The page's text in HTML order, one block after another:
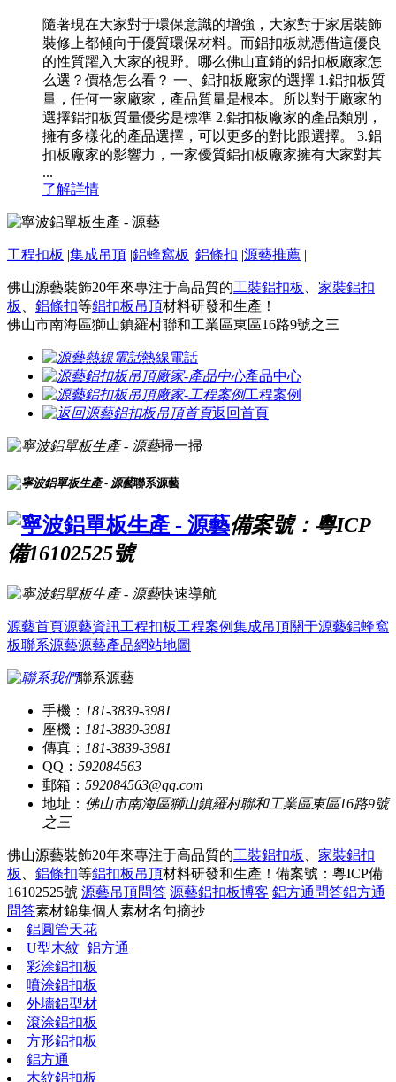
隨著現在大家對于環保意識的增強，大家對于家居裝飾
裝修上都傾向于優質環保材料。而鋁扣板就憑借這優良
的性質躍入大家的視野。哪么佛山直銷的鋁扣板廠家怎
么選？價格怎么看？ 一、鋁扣板廠家的選擇 1.鋁扣板質
量，任何一家廠家，產品質量是根本。所以對于廠家的
選擇鋁扣板質量優劣是標準 2.鋁扣板廠家的產品類別，
擁有多樣化的產品選擇，可以更多的對比跟選擇。 3.鋁
扣板廠家的影響力，一家優質鋁扣板廠家擁有大家對其
...
了解詳情
工程扣板 |集成吊頂 |鋁蜂窩板 |鋁條扣 |源藝推薦 |
佛山源藝裝飾20年來專注于高品質的工裝鋁扣板
家裝鋁扣
板
鋁條扣等鋁扣板吊頂材料研發和生產！
佛山市南海區獅山鎮羅村聯和工業區東區16路9號之三
熱線電話
產品中心
工程案例
返回首頁
掃一掃
聯系源藝
備案號：粵ICP
備16102525號
快速導航
源藝首頁源藝資訊工程扣板工程案例集成吊頂關于源藝鋁蜂窩
板聯系源藝源藝產品網站地圖
聯系源藝
手機： 181-3839-3981
座機： 181-3839-3981
傳真： 181-3839-3981
QQ： 592084563
郵箱： 592084563@qq.com
地址： 佛山市南海區獅山鎮羅村聯和工業區東區16路9號
之三
佛山源藝裝飾20年來專注于高品質的工裝鋁扣板
家裝鋁扣
板
鋁條扣等鋁扣板吊頂材料研發和生產！ 備案號：粵ICP備
16102525號 源藝吊頂問答 源藝鋁扣板博客 鋁方通問答鋁方通
問答素材錦集個人素材名句摘抄
鋁圓管天花
U型木紋_鋁方通
彩涂鋁扣板
噴涂鋁扣板
外墻鋁型材
滾涂鋁扣板
方形鋁扣板
鋁方通
木紋鋁扣板